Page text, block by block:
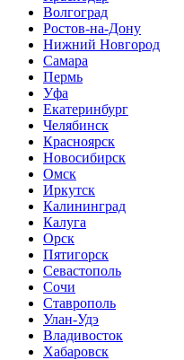
Волгоград
Ростов-на-Дону
Нижний Новгород
Самара
Пермь
Уфа
Екатеринбург
Челябинск
Красноярск
Новосибирск
Омск
Иркутск
Калининград
Калуга
Орск
Пятигорск
Севастополь
Сочи
Ставрополь
Улан-Удэ
Владивосток
Хабаровск